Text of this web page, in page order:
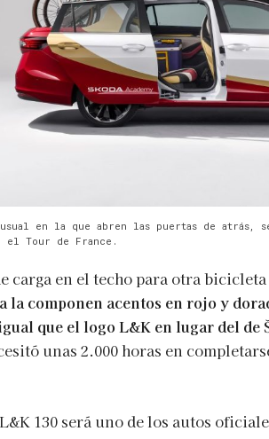
en la que abren las puertas de atrás,
el Tour de France.
carga en el techo para otra
la componen acentos en rojo y
que el logo L&K en lugar del de
unas 2.000 horas en
130 será uno de los autos